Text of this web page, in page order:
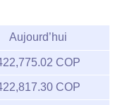
Aujourd’hui
COP
COP